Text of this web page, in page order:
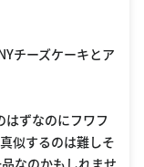
チーズケーキとア
はずなのにフワフ
似するのは難しそ